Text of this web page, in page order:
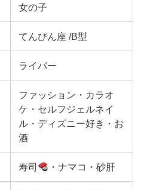
女の子
てんびん座 /B型
ライバー
ファッション・カラオ
ケ・セルフジェルネイ
ル・ディズニー好き・お
酒
寿司 ・ナマコ・砂肝